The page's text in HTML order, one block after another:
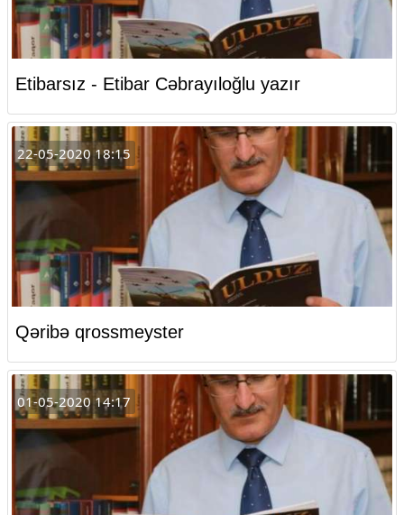
Etibarsız - Etibar Cəbrayıloğlu yazır
22-05-2020 18:15
Qəribə qrossmeyster
01-05-2020 14:17